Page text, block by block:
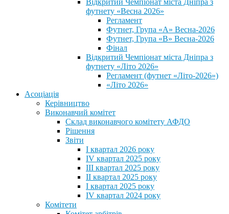
Відкритий Чемпіонат міста Дніпра з
футнету «Весна 2026»
Регламент
Футнет, Група «А» Весна-2026
Футнет, Група «В» Весна-2026
Фінал
Відкритий Чемпіонат міста Дніпра з
футнету «Літо 2026»
Регламент (футнет «Літо-2026»)
«Літо 2026»
Асоціація
Керівництво
Виконавчий комітет
Склад виконавчого комітету АФДО
Рішення
Звіти
I квартал 2026 року
IV квартал 2025 року
III квартал 2025 року
II квартал 2025 року
I квартал 2025 року
IV квартал 2024 року
Комітети